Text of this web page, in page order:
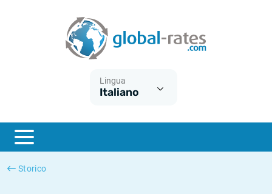
Lingua
Italiano
Storico
ESTER
SONIA
Cos'è l'inflazione CPI?
Cos'è l'inflazione HICP?
Inflazione Italia
Inflazione Stati Uniti
Tassi storici Euribor
Tassi storici di SONIA
Tassi storici di TONAR
Calcolatore dell’inflazione